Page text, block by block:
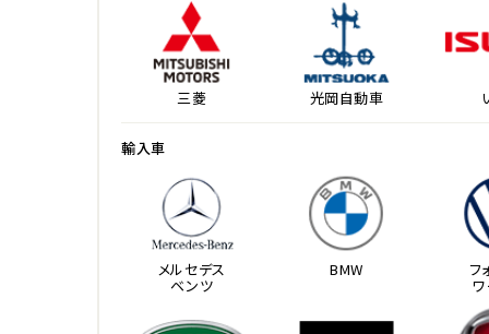
三菱 光岡自動車
輸入車
メルセデス
ベンツ
BMW フ